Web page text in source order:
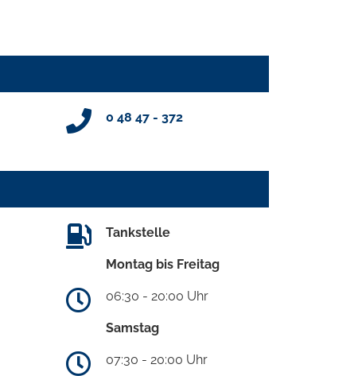
0 48 47 - 372
Tankstelle
Montag bis Freitag
06:30 - 20:00 Uhr
Samstag
07:30 - 20:00 Uhr